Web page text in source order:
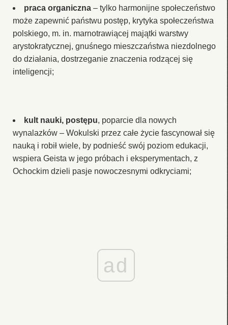
praca organiczna – tylko harmonijne społeczeństwo
może zapewnić państwu postęp, krytyka społeczeństwa
polskiego, m. in. marnotrawiącej majątki warstwy
arystokratycznej, gnuśnego mieszczaństwa niezdolnego
do działania, dostrzeganie znaczenia rodzącej się
inteligencji;
kult nauki, postępu, poparcie dla nowych
wynalazków – Wokulski przez całe życie fascynował się
nauką i robił wiele, by podnieść swój poziom edukacji,
wspiera Geista w jego próbach i eksperymentach, z
Ochockim dzieli pasje nowoczesnymi odkryciami;
ad